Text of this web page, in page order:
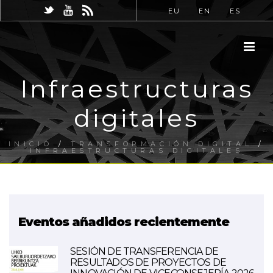
EU EN ES
Infraestructuras
digitales
INICIO / TRANSFORMACIÓN DIGITAL /
INFRAESTRUCTURAS DIGITALES
Eventos añadidos recientemente
SESIÓN DE TRANSFERENCIA DE
RESULTADOS DE PROYECTOS DE